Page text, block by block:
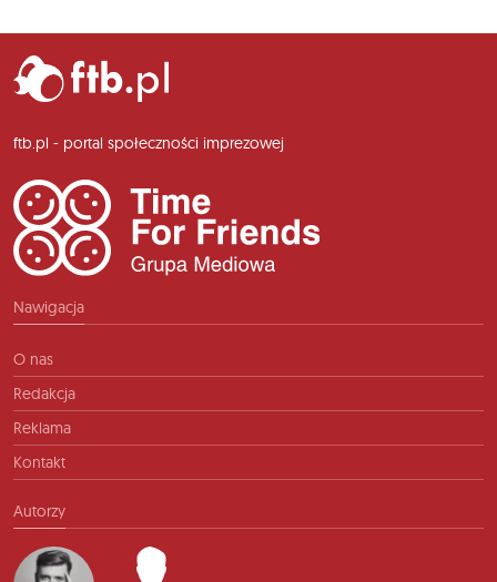
ftb.pl - portal społeczności imprezowej
Nawigacja
O nas
Redakcja
Reklama
Kontakt
Autorzy